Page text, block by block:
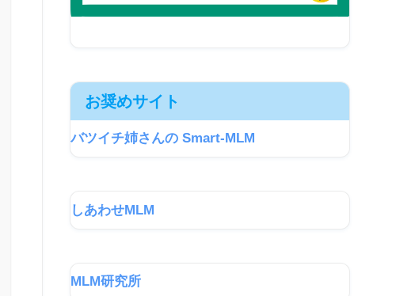
お奨めサイト
バツイチ姉さんの Smart-MLM
しあわせMLM
MLM研究所